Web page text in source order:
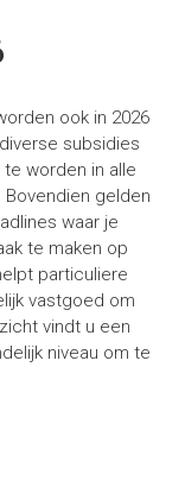
ook in 2026
subsidies
worden in alle
Bovendien gelden
waar je
te maken op
particuliere
vastgoed om
vindt u een
niveau om te